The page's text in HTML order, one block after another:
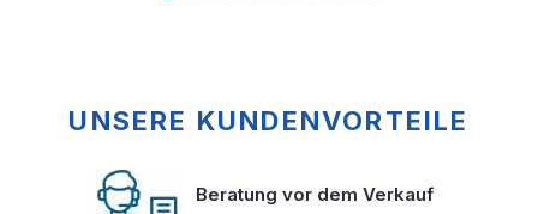
UNSERE KUNDENVORTEILE
Beratung vor dem Verkauf